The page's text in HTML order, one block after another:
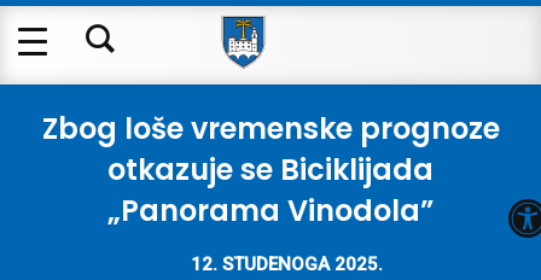
Zbog loše vremenske prognoze
otkazuje se Biciklijada
„Panorama Vinodola”
12. STUDENOGA 2025.